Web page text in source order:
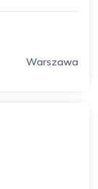
Warszawa